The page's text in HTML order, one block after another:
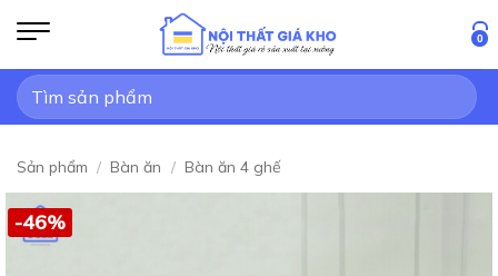
qua
nội
dung
0
Tìm
kiếm:
Sản phẩm / Bàn ăn / Bàn ăn 4 ghế
-46%